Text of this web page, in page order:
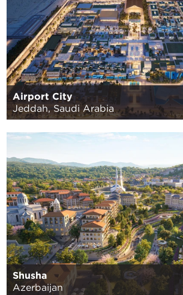
Airport City
Jeddah, Saudi Arabia
Shusha
Azerbaijan